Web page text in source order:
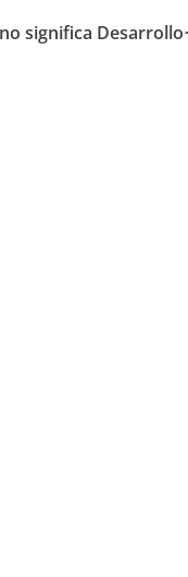
significa Desarrollo